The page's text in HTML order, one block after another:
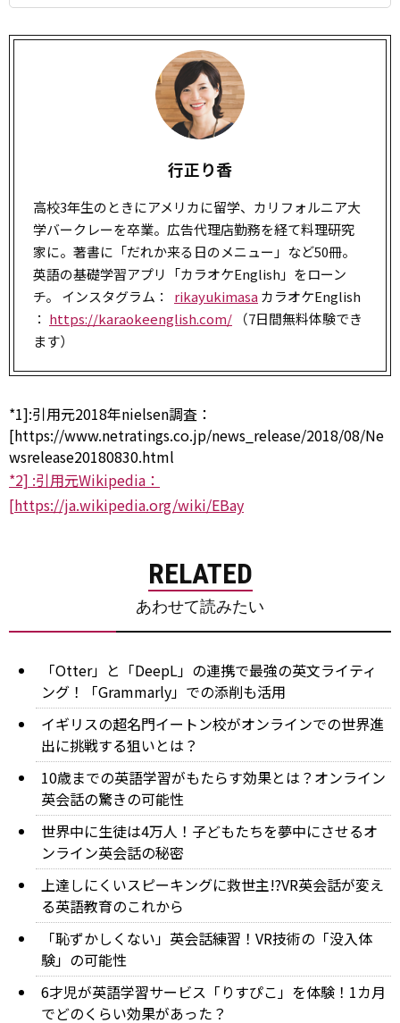
行正り香
高校3年生のときにアメリカに留学、カリフォルニア大
学バークレーを卒業。広告代理店勤務を経て料理研究
家に。著書に「だれか来る日のメニュー」など50冊。
英語の基礎学習アプリ「カラオケEnglish」をローン
チ。 インスタグラム： rikayukimasa カラオケEnglish
： https://karaokeenglish.com/ （7日間無料体験でき
ます）
*1]:引用元2018年nielsen調査：
[https://www.netratings.co.jp/news_release/2018/08/Ne
wsrelease20180830.html
*2] :引用元Wikipedia：
[https://ja.wikipedia.org/wiki/EBay
RELATED
あわせて読みたい
「Otter」と「DeepL」の連携で最強の英文ライティ
ング！「Grammarly」での添削も活用
イギリスの超名門イートン校がオンラインでの世界進
出に挑戦する狙いとは？
10歳までの英語学習がもたらす効果とは？オンライン
英会話の驚きの可能性
世界中に生徒は4万人！子どもたちを夢中にさせるオ
ンライン英会話の秘密
上達しにくいスピーキングに救世主!?VR英会話が変え
る英語教育のこれから
「恥ずかしくない」英会話練習！VR技術の「没入体
験」の可能性
6才児が英語学習サービス「りすぴこ」を体験！1カ月
でどのくらい効果があった？